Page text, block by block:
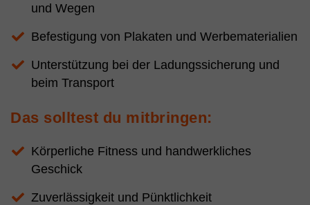
und Wegen
Befestigung von Plakaten und Werbematerialien
Unterstützung bei der Ladungssicherung und
beim Transport
Das solltest du mitbringen:
Körperliche Fitness und handwerkliches
Geschick
Zuverlässigkeit und Pünktlichkeit